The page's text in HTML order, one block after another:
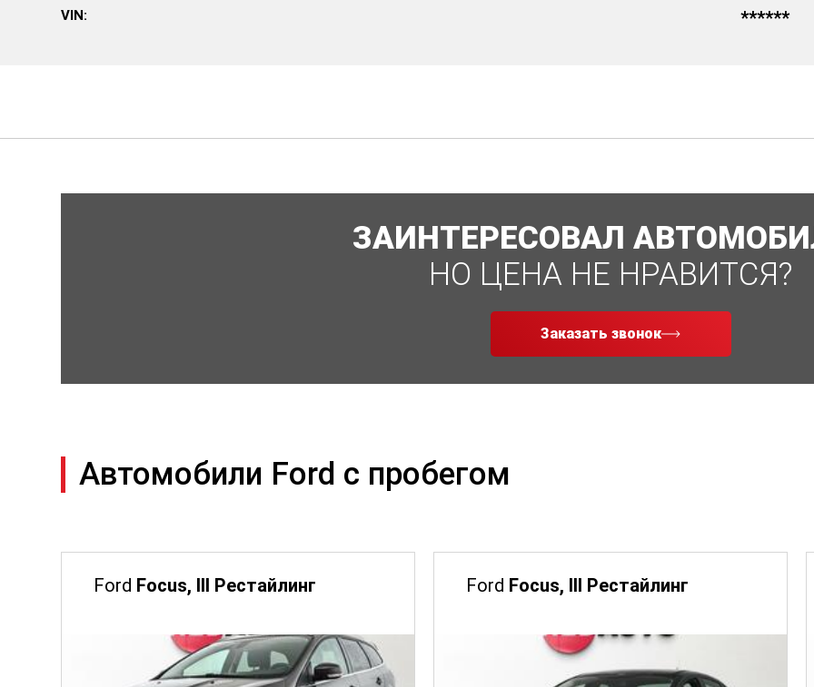
VIN: ******
ЗАИНТЕРЕСОВАЛ
НО ЦЕНА НЕ НРАВИТСЯ?
Заказать звонок
Автомобили Ford с пробегом
Ford Focus, III Рестайлинг Ford Focus, III Рестайлинг